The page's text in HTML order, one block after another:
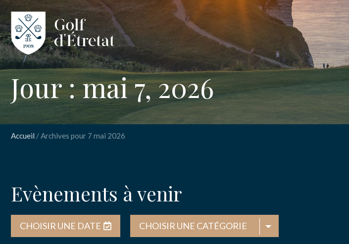
Jour : mai 7, 2026
Accueil /Archives pour 7 mai 2026
Evènements à venir
CHOISIR UNE DATE
CLUB
CLUB HOUSE
PARCOURS
ENSEIGNEMENT
ACTUALITÉS